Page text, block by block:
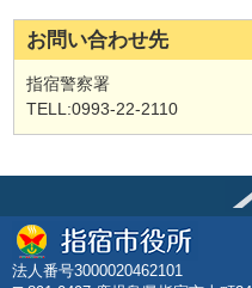
お問い合わせ先
指宿警察署
TELL:0993-22-2110
法人番号3000020462101